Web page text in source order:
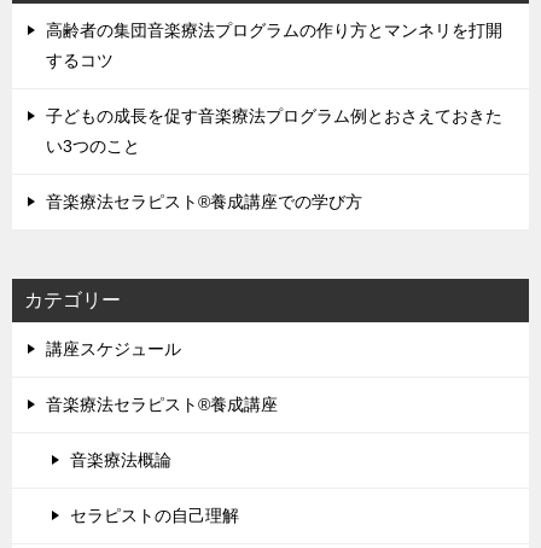
高齢者の集団音楽療法プログラムの作り方とマンネリを打開
するコツ
子どもの成長を促す音楽療法プログラム例とおさえておきた
い3つのこと
音楽療法セラピスト®養成講座での学び方
カテゴリー
講座スケジュール
音楽療法セラピスト®養成講座
音楽療法概論
セラピストの自己理解